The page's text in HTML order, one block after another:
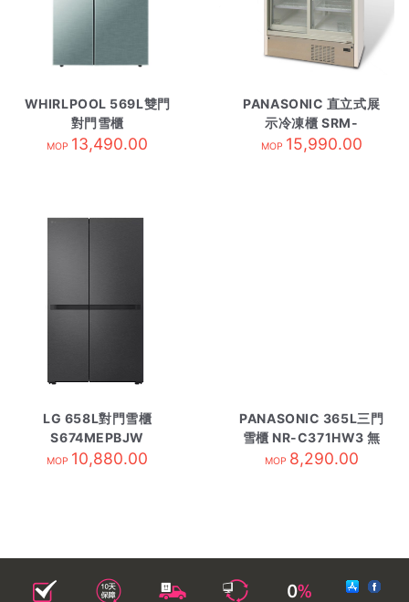
WHIRLPOOL 569L雙門
對門雪櫃
WF2X620NT1
MOP 13,490.00
PANASONIC 直立式展
示冷凍櫃 SRM-
CDC319NL-TS3
MOP 15,990.00
LG 658L對門雪櫃
S674MEPBJW
MOP 10,880.00
PANASONIC 365L三門
雪櫃 NR-C371HW3 無
印白
MOP 8,290.00